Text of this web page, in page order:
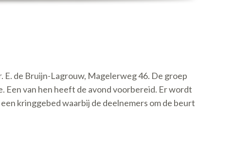
E. de Bruijn-Lagrouw, Magelerweg 46. De groep
Een van hen heeft de avond voorbereid. Er wordt
kringgebed waarbij de deelnemers om de beurt